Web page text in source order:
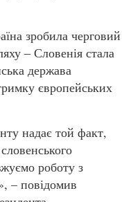
зробила черговий
– Словенія стала
держава
європейських
надає той факт,
роботу з
– повідомив